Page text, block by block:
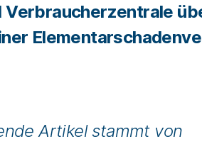
Verbraucherzentrale
Artikel stammt von